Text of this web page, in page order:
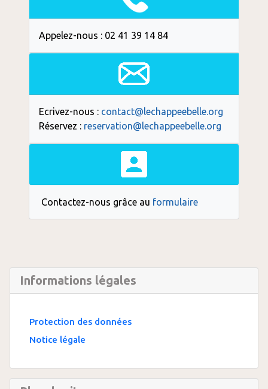
Appelez-nous : 02 41 39 14 84
Ecrivez-nous : contact@lechappeebelle.org
Réservez : reservation@lechappeebelle.org
Contactez-nous grâce au formulaire
Informations légales
Protection des données
Notice légale